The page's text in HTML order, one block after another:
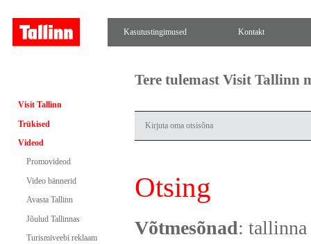
Kasutustingimused Kontakt
Visit Tallinn
Trükised
Videod
Promovideod
Video bännerid
Avasta Tallinn
Jõulud Tallinnas
Turismiveebi reklaam
Tere tulemast Visit Tallinn
Otsing
Võtmesõnad: tallinna